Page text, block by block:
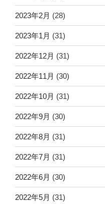
2023年2月 (28)
2023年1月 (31)
2022年12月 (31)
2022年11月 (30)
2022年10月 (31)
2022年9月 (30)
2022年8月 (31)
2022年7月 (31)
2022年6月 (30)
2022年5月 (31)